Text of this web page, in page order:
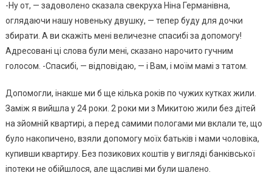
-Ну от, — задоволено сказала свекруха Ніна Германівна,
оглядаючи нашу новеньку двушку, — тепер буду для дочки
збирати. А ви скажіть мені величезне спасибі за допомогу!
Адресовані ці слова були мені, сказано нарочито гучним
голосом. -Спасибі, — відповідаю, — і Вам, і моїм мамі з татом.
Допомогли, інакше ми б ще кілька років по чужих кутках жили.
Заміж я вийшла у 24 роки. 2 роки ми з Микитою жили без дітей
на зйомній квартирі, а перед самими пологами ми вклали те, що
було накопичено, взяли допомогу моїх батьків і мами чоловіка,
купивши квартиру. Без позикових коштів у вигляді банківської
іпотеки не обійшлося, але щасливі ми були шалено.